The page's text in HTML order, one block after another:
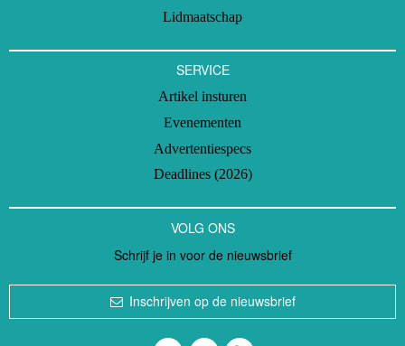
Lidmaatschap
SERVICE
Artikel insturen
Evenementen
Advertentiespecs
Deadlines (2026)
VOLG ONS
Schrijf je in voor de nieuwsbrief
Inschrijven op de nieuwsbrief